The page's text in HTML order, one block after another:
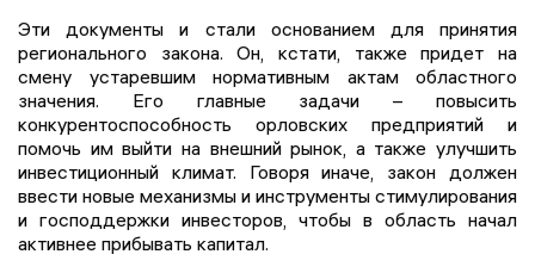
Эти документы и стали основанием для принятия
регионального закона. Он, кстати, также придет на
смену устаревшим нормативным актам областного
значения. Его главные задачи – повысить
конкурентоспособность орловских предприятий и
помочь им выйти на внешний рынок, а также улучшить
инвестиционный климат. Говоря иначе, закон должен
ввести новые механизмы и инструменты стимулирования
и господдержки инвесторов, чтобы в область начал
активнее прибывать капитал.